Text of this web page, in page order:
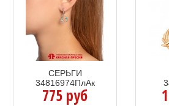
СЕРЬГИ
34816974ПлАк
775 руб